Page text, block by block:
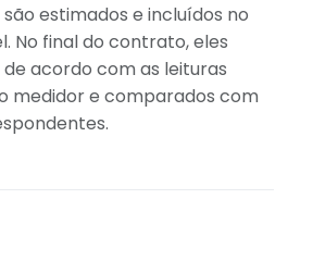
estimados e incluídos no
No final do contrato, eles
acordo com as leituras
medidor e comparados com